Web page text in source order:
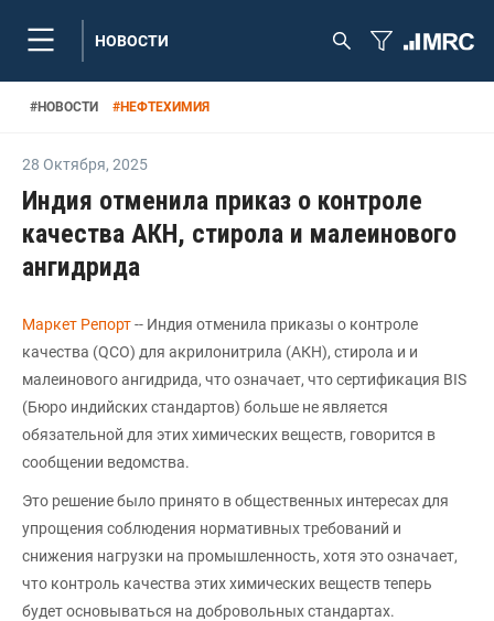
НОВОСТИ
#НОВОСТИ #НЕФТЕХИМИЯ
28 Октября, 2025
Индия отменила приказ о контроле
качества АКН, стирола и малеинового
ангидрида
Маркет Репорт-- Индия отменила приказы о контроле
качества (QCO) для акрилонитрила (АКН), стирола и и
малеинового ангидрида, что означает, что сертификация BIS
(Бюро индийских стандартов) больше не является
обязательной для этих химических веществ, говорится в
сообщении ведомства.
Это решение было принято в общественных интересах для
упрощения соблюдения нормативных требований и
снижения нагрузки на промышленность, хотя это означает,
что контроль качества этих химических веществ теперь
будет основываться на добровольных стандартах.